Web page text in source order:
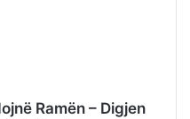
Ramën – Digjen